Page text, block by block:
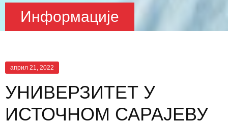
Информације
април 21, 2022
УНИВЕРЗИТЕТ У
ИСТОЧНОМ САРАЈЕВУ